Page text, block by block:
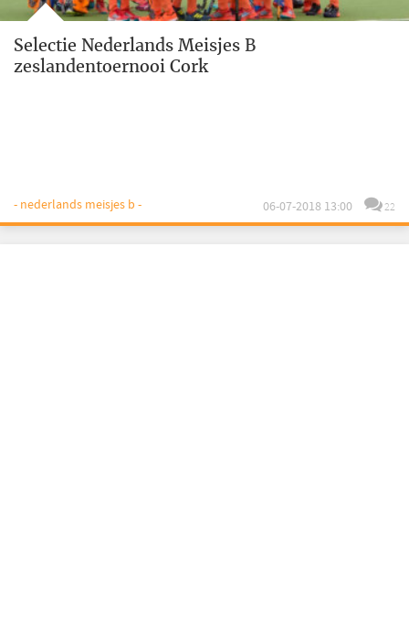
Selectie Nederlands Meisjes B
zeslandentoernooi Cork
- nederlands meisjes b - 06-07-2018 13:00 22